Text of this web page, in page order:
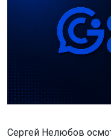
Сергей Нелюбов